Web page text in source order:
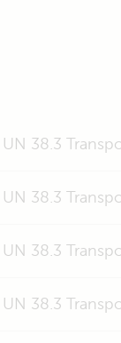
UN 38.3
UN 38.3
UN 38.3
UN 38.3